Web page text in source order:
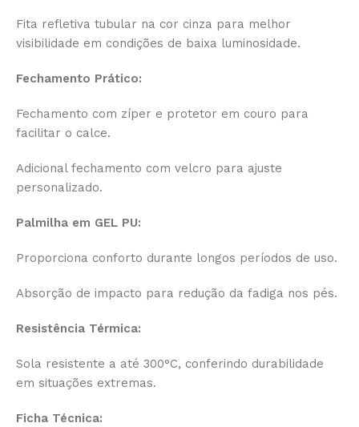
Fita refletiva tubular na cor cinza para melhor
visibilidade em condições de baixa luminosidade.
Fechamento Prático:
Fechamento com zíper e protetor em couro para
facilitar o calce.
Adicional fechamento com velcro para ajuste
personalizado.
Palmilha em GEL PU:
Proporciona conforto durante longos períodos de uso.
Absorção de impacto para redução da fadiga nos pés.
Resistência Térmica:
Sola resistente a até 300°C, conferindo durabilidade
em situações extremas.
Ficha Técnica: